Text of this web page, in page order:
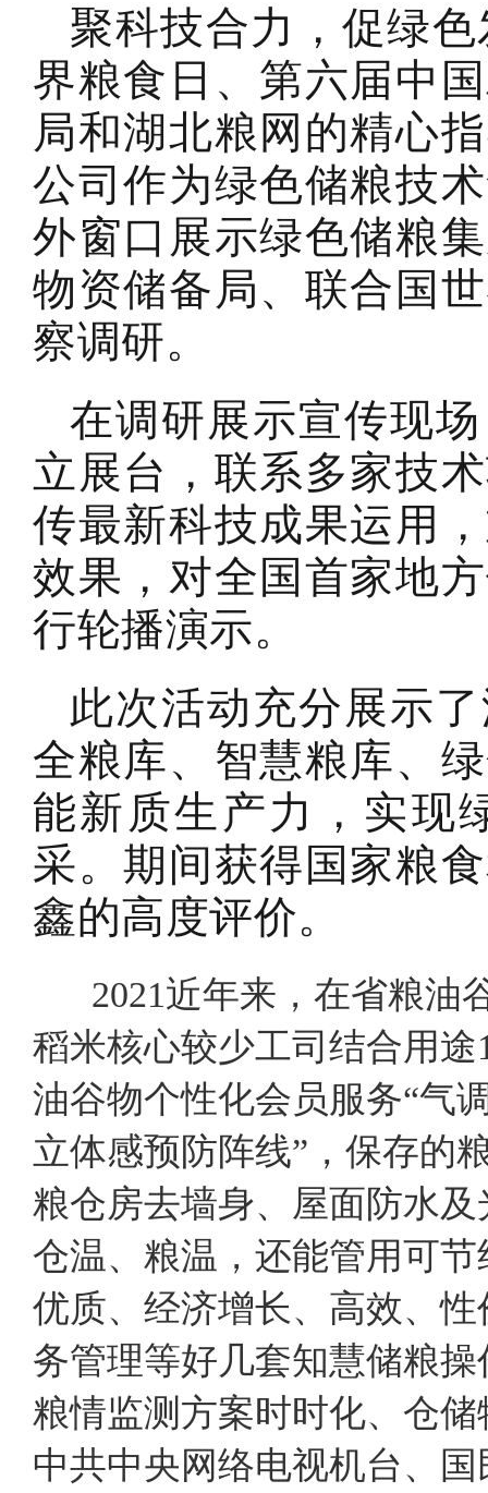
聚科技合力，促绿
界粮食日、第六届中
局和湖北粮网的精心
公司作为绿色储粮技
外窗口展示绿色储粮
物资储备局、联合国
察调研。
在调研展示宣传现
立展台，联系多家技
传最新科技成果运用
效果，对全国首家地
行轮播演示。
此次活动充分展示
全粮库、智慧粮库、
能新质生产力，实现
采。期间获得国家粮
鑫的高度评价。
2021近年来，在省粮油
稻米核心较少工司结合用
油谷物个性化会员服务“气
立体感预防阵线”，保存的
粮仓房去墙身、屋面防水
仓温、粮温，还能管用可
优质、经济增长、高效、
务管理等好几套知慧储粮
粮情监测方案时时化、仓
中共中央网络电视机台、